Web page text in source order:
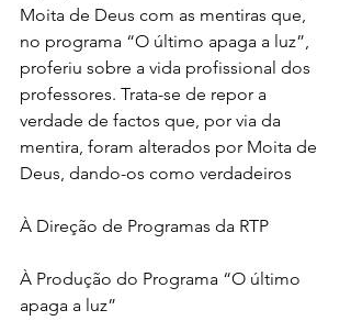
Moita de Deus com as mentiras que,
no programa “O último apaga a luz”,
proferiu sobre a vida profissional dos
professores. Trata-se de repor a
verdade de factos que, por via da
mentira, foram alterados por Moita de
Deus, dando-os como verdadeiros
À Direção de Programas da RTP
À Produção do Programa “O último
apaga a luz”